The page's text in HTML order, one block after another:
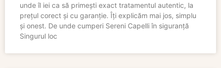
unde îl iei ca să primești exact tratamentul autentic, la
prețul corect și cu garanție. Îți explicăm mai jos, simplu
și onest. De unde cumperi Sereni Capelli în siguranță
Singurul loc